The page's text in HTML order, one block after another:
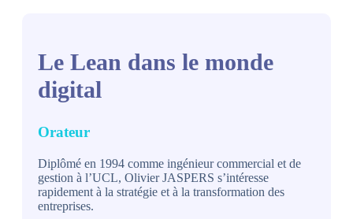
Le Lean dans le monde
digital
Orateur
Diplômé en 1994 comme ingénieur commercial et de
gestion à l’UCL, Olivier JASPERS s’intéresse
rapidement à la stratégie et à la transformation des
entreprises.